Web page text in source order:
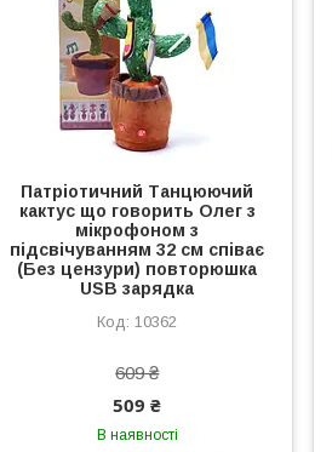
Патріотичний Танцюючий
кактус що говорить Олег з
мікрофоном з
підсвічуванням 32 см співає
(Без цензури) повторюшка
USB зарядка
10362
609 ₴
509 ₴
В наявності